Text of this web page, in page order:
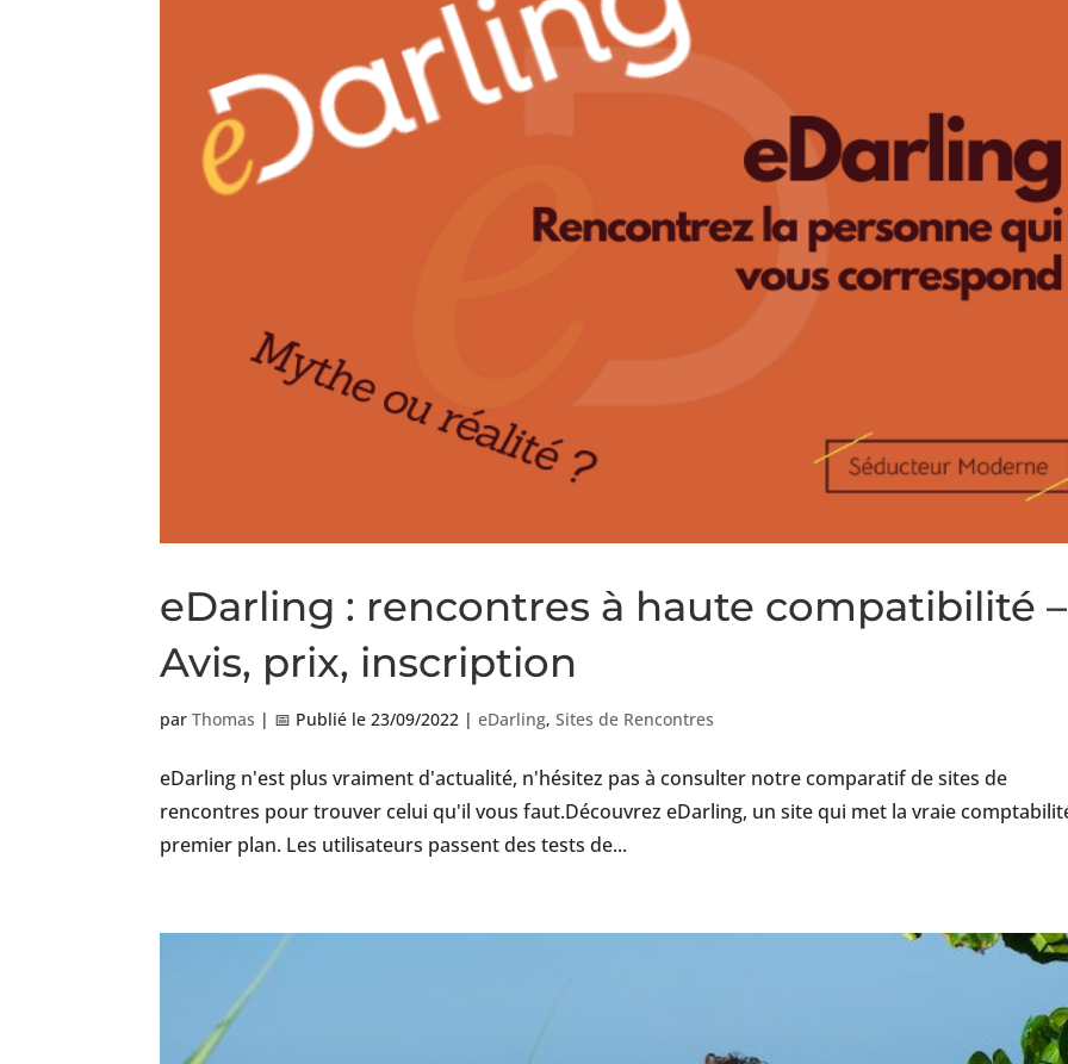
eDarling : rencontres à haute compatibilité –
Avis, prix, inscription
parThomas | 📅 Publié le 23/09/2022 |eDarling,Sites de Rencontres
eDarling n'est plus vraiment d'actualité, n'hésitez pas à consulter notre comparatif de sites de
rencontres pour trouver celui qu'il vous faut.Découvrez eDarling, un site qui met la vraie
premier plan. Les utilisateurs passent des tests de...